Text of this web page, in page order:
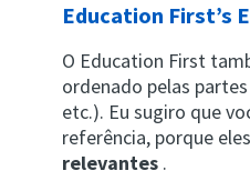
Education First’s
O Education First
ordenado pelas
etc.). Eu sugiro que
referência, porque
relevantes .